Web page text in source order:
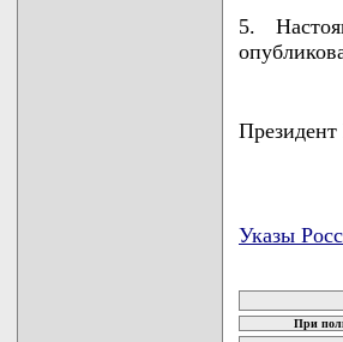
5.
Указы
При